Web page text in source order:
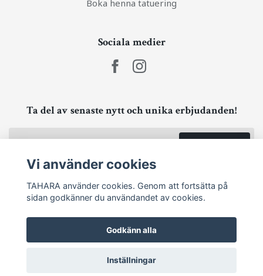
Boka henna tatuering
Sociala medier
Ta del av senaste nytt och unika erbjudanden!
© 2026 TAHARA
Vi använder cookies
TAHARA använder cookies. Genom att fortsätta på
sidan godkänner du användandet av cookies.
Godkänn alla
Inställningar